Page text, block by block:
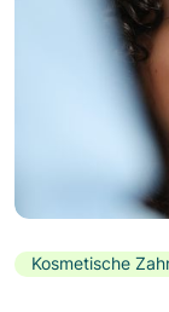
Kosmetische